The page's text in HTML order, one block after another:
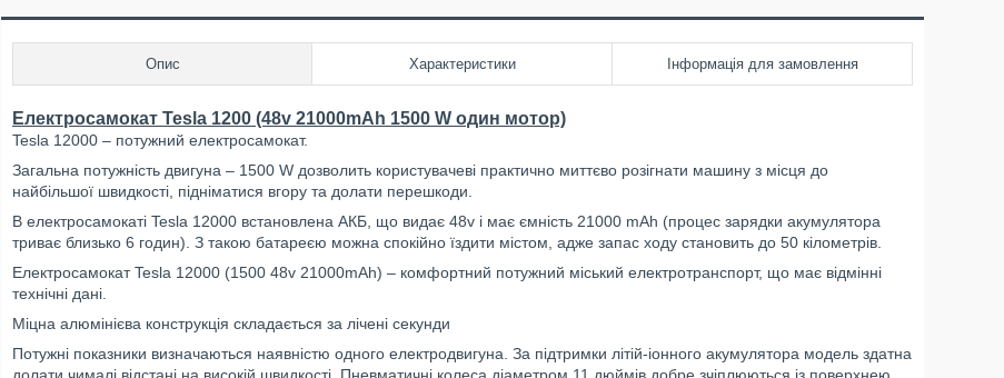
Опис Характеристики Інформація для замовлення
Електросамокат Tesla 1200 (48v 21000mAh 1500 W один мотор)
Tesla 12000 – потужний електросамокат.
Загальна потужність двигуна – 1500 W дозволить користувачеві практично миттєво розігнати машину з місця до
найбільшої швидкості, підніматися вгору та долати перешкоди.
В електросамокаті Tesla 12000 встановлена АКБ, що видає 48v і має ємність 21000 mAh (процес зарядки акумулятора
триває близько 6 годин). З такою батареєю можна спокійно їздити містом, адже запас ходу становить до 50 кілометрів.
Електросамокат Tesla 12000 (1500 48v 21000mAh) – комфортний потужний міський електротранспорт, що має відмінні
технічні дані.
Міцна алюмінієва конструкція складається за лічені секунди
Потужні показники визначаються наявністю одного електродвигуна. За підтримки літій-іонного акумулятора модель здатна